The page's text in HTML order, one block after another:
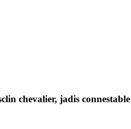
chevalier, jadis